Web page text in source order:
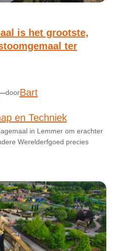
is het grootste,
ter
doorBart
en Techniek
in Lemmer om erachter
Werelderfgoed precies